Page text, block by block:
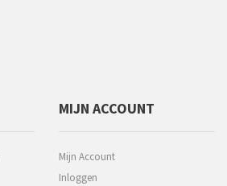
MIJN ACCOUNT
Mijn Account
Inloggen